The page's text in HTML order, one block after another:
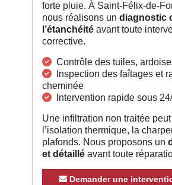
forte pluie. À Saint-Félix-de-
nous réalisons un diagnostic
l’étanchéité avant toute
corrective.
Contrôle des tuiles,
Inspection des faîtages et
cheminée
Intervention rapide sous
Une infiltration non traitée
l’isolation thermique, la
plafonds. Nous proposons un
et détaillé avant toute
Demander une